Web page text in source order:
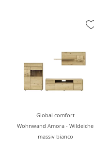
Global comfort
Wohnwand Amora - Wildeiche
massiv bianco